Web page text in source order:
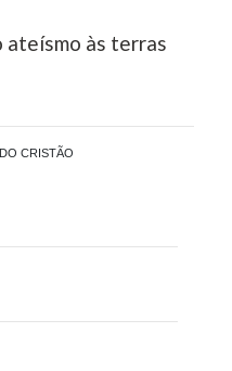
ateísmo às terras
CRISTÃO